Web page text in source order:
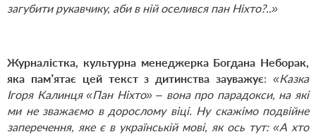
загубити рукавчику, аби в ній оселився пан Ніхто?..»
Журналістка, культурна менеджерка Богдана Неборак,
яка пам’ятає цей текст з дитинства зауважує: «Казка
Ігоря Калинця «Пан Ніхто» – вона про парадокси, на які
ми не зважаємо в дорослому віці. Ну скажімо подвійне
заперечення, яке є в українській мові, як ось тут: «А хто